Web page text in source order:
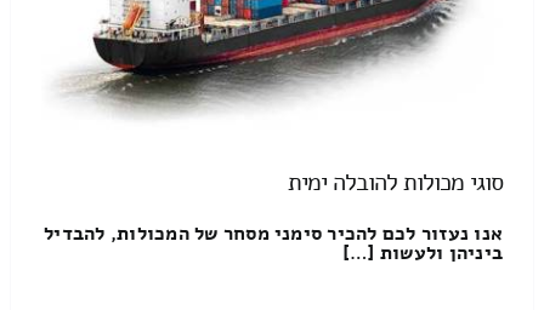
סוגי מכולות להובלה ימית
אנו נעזור לכם להכיר סימני מסחר של המכולות, להבדיל
ביניהן ולעשות […]